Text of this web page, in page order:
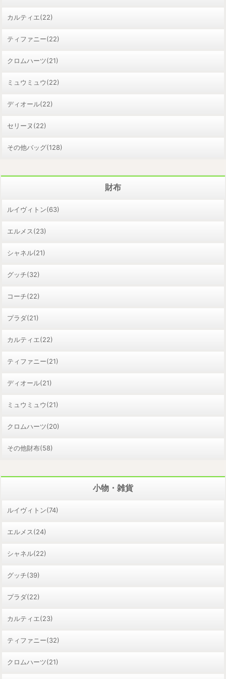
カルティエ(22)
ティファニー(22)
クロムハーツ(21)
ミュウミュウ(22)
ディオール(22)
セリーヌ(22)
その他バッグ(128)
財布
ルイヴィトン(63)
エルメス(23)
シャネル(21)
グッチ(32)
コーチ(22)
プラダ(21)
カルティエ(22)
ティファニー(21)
ディオール(21)
ミュウミュウ(21)
クロムハーツ(20)
その他財布(58)
小物・雑貨
ルイヴィトン(74)
エルメス(24)
シャネル(22)
グッチ(39)
プラダ(22)
カルティエ(23)
ティファニー(32)
クロムハーツ(21)